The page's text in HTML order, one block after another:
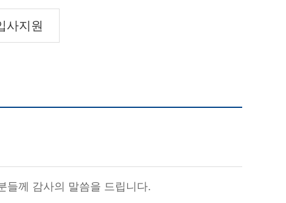
사지원
들께 감사의 말씀을 드립니다.